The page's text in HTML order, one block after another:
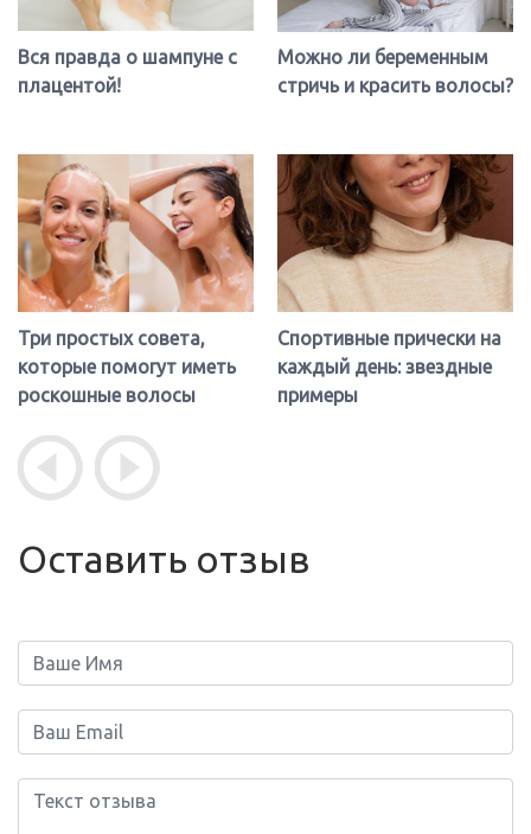
Вся правда о шампуне с
плацентой!
Три простых совета,
которые помогут иметь
роскошные волосы
Можно ли беременным
стричь и красить волосы?
Спортивные прически на
каждый день: звездные
примеры
Оставить отзыв